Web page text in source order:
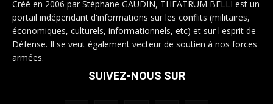
Créé en 2006 par Stéphane GAUDIN, THEATRUM BELLI est un
portail indépendant d'informations sur les conflits (militaires,
économiques, culturels, informationnels, etc) et sur l'esprit de
Défense. Il se veut également vecteur de soutien à nos forces
armées.
SUIVEZ-NOUS SUR